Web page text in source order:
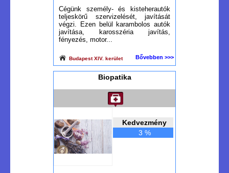
Cégünk személy- és kisteherautók
teljeskörű szervizelését, javítását
végzi. Ezen belül karambolos autók
javítása, karosszéria javítás,
fényezés, motor...
Budapest XIV. kerület Bővebben >>>
Biopatika
Kedvezmény
3 %